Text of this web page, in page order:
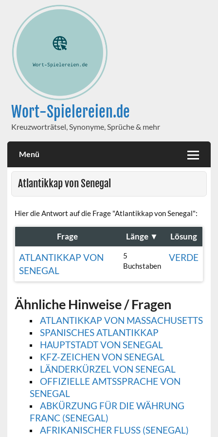
Wort-Spielereien.de
Kreuzworträtsel, Synonyme, Sprüche & mehr
Menü
Atlantikkap von Senegal
Hier die Antwort auf die Frage "Atlantikkap von Senegal":
Frage Länge ▼ Lösung
ATLANTIKKAP VON
SENEGAL
5
Buchstaben
VERDE
Ähnliche Hinweise / Fragen
ATLANTIKKAP VON MASSACHUSETTS
SPANISCHES ATLANTIKKAP
HAUPTSTADT VON SENEGAL
KFZ-ZEICHEN VON SENEGAL
LÄNDERKÜRZEL VON SENEGAL
OFFIZIELLE AMTSSPRACHE VON
SENEGAL
ABKÜRZUNG FÜR DIE WÄHRUNG
FRANC (SENEGAL)
AFRIKANISCHER FLUSS (SENEGAL)